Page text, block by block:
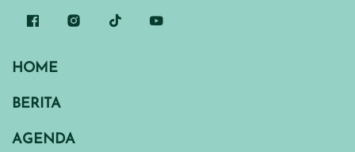
HOME
BERITA
AGENDA